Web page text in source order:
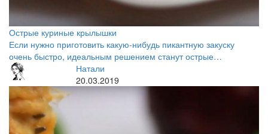
Острые куриные крылышки
Если нужно приготовить какую-нибудь пикантную закуску
очень быстро, идеальным решением станут острые…
Натали
20.03.2019